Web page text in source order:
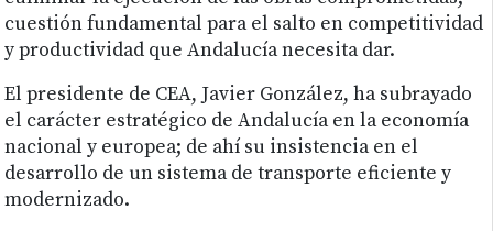
cuestión fundamental para el salto en competitividad
y productividad que Andalucía necesita dar.
El presidente de CEA, Javier González, ha subrayado
el carácter estratégico de Andalucía en la economía
nacional y europea; de ahí su insistencia en el
desarrollo de un sistema de transporte eficiente y
modernizado.